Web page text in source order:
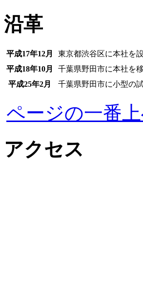
沿革
平成17年12月
東京都渋谷区に本社を
平成18年10月
千葉県野田市に本社を
平成25年2月
千葉県野田市に小型の
ページの一番
アクセス